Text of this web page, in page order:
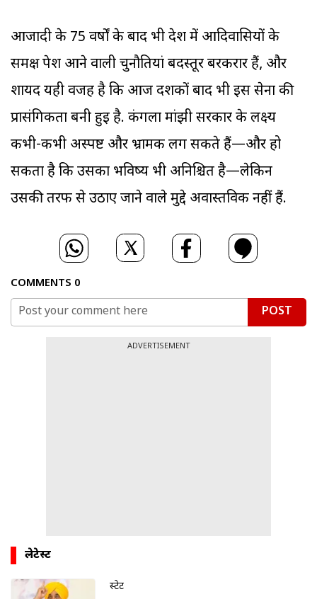
आजादी के 75 वर्षों के बाद भी देश में आदिवासियों के
समक्ष पेश आने वाली चुनौतियां बदस्तूर बरकरार हैं, और
शायद यही वजह है कि आज दशकों बाद भी इस सेना की
प्रासंगिकता बनी हुई है. कंगला मांझी सरकार के लक्ष्य
कभी-कभी अस्पष्ट और भ्रामक लग सकते हैं—और हो
सकता है कि उसका भविष्य भी अनिश्चित है—लेकिन
उसकी तरफ से उठाए जाने वाले मुद्दे अवास्तविक नहीं हैं.
COMMENTS 0
POST
ADVERTISEMENT
लेटेस्ट
स्टेट